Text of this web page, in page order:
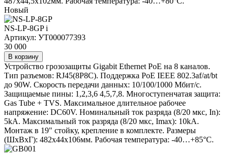
Новый
NS-LP-8GPi
Артикул: УТ000077393
30 000
В корзину
Устройство грозозащиты Gigabit Ethernet PoE на 8 каналов.
Тип разъемов: RJ45(8P8C). Поддержка PoE IEEE 802.3af/at/bt
до 90W. Скорость передачи данных: 10/100/1000 Мбит/c.
Защищаемые пины: 1,2,3,6 4,5,7,8. Многоступенчатая защита:
Gas Tube + TVS. Максимальное длительное рабочее
напряжение: DC60V. Номинальный ток разряда (8/20 мкс, In):
5kA. Максимальный ток разряда (8/20 мкс, Imax): 10kA.
Монтаж в 19" стойку, крепление в комплекте. Размеры
(ШхВхГ): 482x44x106мм. Рабочая температура: -40…+85°С.